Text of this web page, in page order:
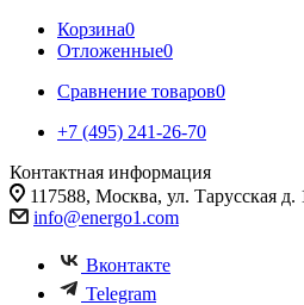
Корзина0
Отложенные0
Сравнение товаров0
+7 (495) 241-26-70
Контактная информация
117588, Москва, ул. Тарусская д.
info@energo1.com
Вконтакте
Telegram